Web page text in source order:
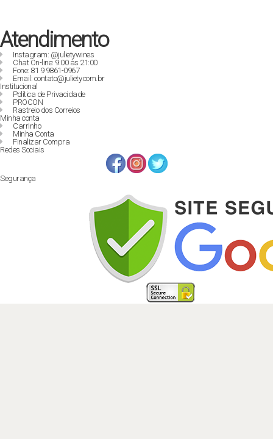
Atendimento
Instagram: @julietywines
Chat On-line: 9:00 às 21:00
Fone: 81 9 9861-0967
Email: contato@juliety.com.br
Institucional
Política de Privacidade
PROCON
Rastreio dos Correios
Minha conta
Carrinho
Minha Conta
Finalizar Compra
Redes Sociais
Segurança